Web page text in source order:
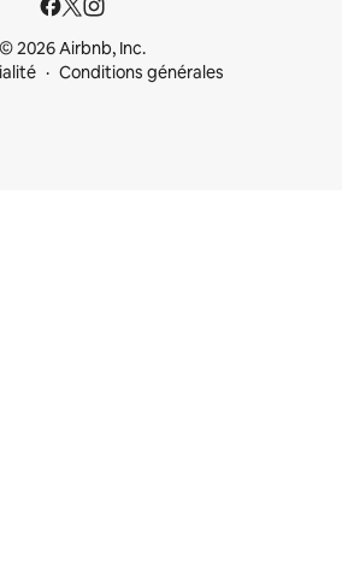
© 2026 Airbnb, Inc.
Conditions générales